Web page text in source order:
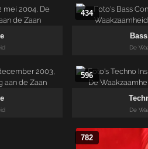
434
De
596
De
782